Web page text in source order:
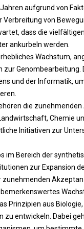
aufgrund von
von
dass die
ankurbeln werden.
Wachstum,
zur
und der Informatik,
die
Chemie
Initiativen zur
Bereich der
zur Expansion
Prinzipien aus
entwickeln. Dabei